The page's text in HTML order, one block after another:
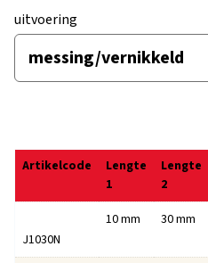
uitvoering
Artikelcode
Lengte
1
Lengte
2
J1030N
10 mm 30 mm